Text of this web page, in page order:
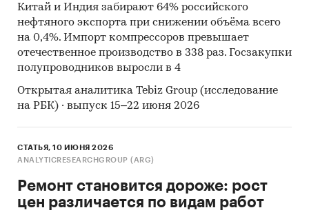
Китай и Индия забирают 64% российского
нефтяного экспорта при снижении объёма всего
на 0,4%. Импорт компрессоров превышает
отечественное производство в 338 раз. Госзакупки
полупроводников выросли в 4
Открытая аналитика Tebiz Group (исследование
на РБК) · выпуск 15–22 июня 2026
СТАТЬЯ, 10 ИЮНЯ 2026
ANALYTICRESEARCHGROUP (ARG)
Ремонт становится дороже: рост
цен различается по видам работ